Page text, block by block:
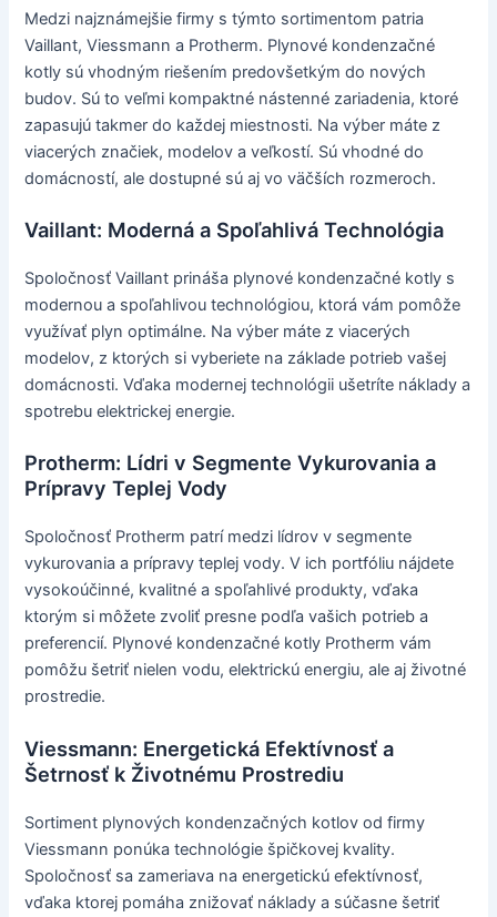
Medzi najznámejšie firmy s týmto sortimentom patria
Vaillant, Viessmann a Protherm. Plynové kondenzačné
kotly sú vhodným riešením predovšetkým do nových
budov. Sú to veľmi kompaktné nástenné zariadenia, ktoré
zapasujú takmer do každej miestnosti. Na výber máte z
viacerých značiek, modelov a veľkostí. Sú vhodné do
domácností, ale dostupné sú aj vo väčších rozmeroch.
Vaillant: Moderná a Spoľahlivá Technológia
Spoločnosť Vaillant prináša plynové kondenzačné kotly s
modernou a spoľahlivou technológiou, ktorá vám pomôže
využívať plyn optimálne. Na výber máte z viacerých
modelov, z ktorých si vyberiete na základe potrieb vašej
domácnosti. Vďaka modernej technológii ušetríte náklady a
spotrebu elektrickej energie.
Protherm: Lídri v Segmente Vykurovania a
Prípravy Teplej Vody
Spoločnosť Protherm patrí medzi lídrov v segmente
vykurovania a prípravy teplej vody. V ich portfóliu nájdete
vysokoúčinné, kvalitné a spoľahlivé produkty, vďaka
ktorým si môžete zvoliť presne podľa vašich potrieb a
preferencií. Plynové kondenzačné kotly Protherm vám
pomôžu šetriť nielen vodu, elektrickú energiu, ale aj životné
prostredie.
Viessmann: Energetická Efektívnosť a
Šetrnosť k Životnému Prostrediu
Sortiment plynových kondenzačných kotlov od firmy
Viessmann ponúka technológie špičkovej kvality.
Spoločnosť sa zameriava na energetickú efektívnosť,
vďaka ktorej pomáha znižovať náklady a súčasne šetriť